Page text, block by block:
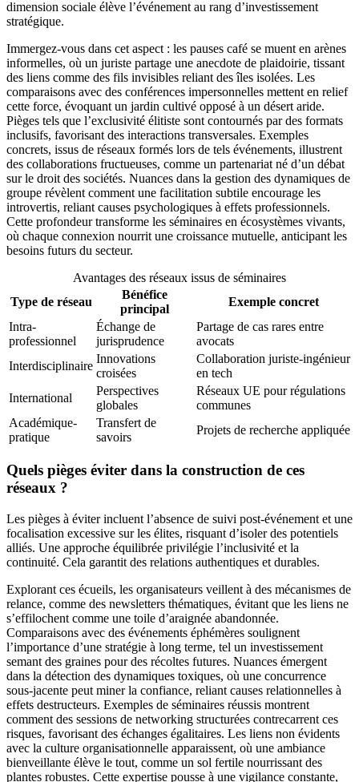
dimension sociale élève l’événement au rang d’investissement
stratégique.
Immergez-vous dans cet aspect : les pauses café se muent en arènes
informelles, où un juriste partage une anecdote de plaidoirie, tissant
des liens comme des fils invisibles reliant des îles isolées. Les
comparaisons avec des conférences impersonnelles mettent en relief
cette force, évoquant un jardin cultivé opposé à un désert aride.
Pièges tels que l’exclusivité élitiste sont contournés par des formats
inclusifs, favorisant des interactions transversales. Exemples
concrets, issus de réseaux formés lors de tels événements, illustrent
des collaborations fructueuses, comme un partenariat né d’un débat
sur le droit des sociétés. Nuances dans la gestion des dynamiques de
groupe révèlent comment une facilitation subtile encourage les
introvertis, reliant causes psychologiques à effets professionnels.
Cette profondeur transforme les séminaires en écosystèmes vivants,
où chaque connexion nourrit une croissance mutuelle, anticipant les
besoins futurs du secteur.
Avantages des réseaux issus de séminaires
Type de réseau
Bénéfice
principal
Exemple concret
Intra-
professionnel
Échange de
jurisprudence
Partage de cas rares entre
avocats
Interdisciplinaire
Innovations
croisées
Collaboration juriste-ingénieur
en tech
International
Perspectives
globales
Réseaux UE pour régulations
communes
Académique-
pratique
Transfert de
savoirs
Projets de recherche appliquée
Quels pièges éviter dans la construction de ces
réseaux ?
Les pièges à éviter incluent l’absence de suivi post-événement et une
focalisation excessive sur les élites, risquant d’isoler des potentiels
alliés. Une approche équilibrée privilégie l’inclusivité et la
continuité. Cela garantit des relations authentiques et durables.
Explorant ces écueils, les organisateurs veillent à des mécanismes de
relance, comme des newsletters thématiques, évitant que les liens ne
s’effilochent comme une toile d’araignée abandonnée.
Comparaisons avec des événements éphémères soulignent
l’importance d’une stratégie à long terme, tel un investissement
semant des graines pour des récoltes futures. Nuances émergent
dans la détection des dynamiques toxiques, où une concurrence
sous-jacente peut miner la confiance, reliant causes relationnelles à
effets destructeurs. Exemples de séminaires réussis montrent
comment des sessions de networking structurées contrecarrent ces
risques, favorisant des échanges égalitaires. Les liens non évidents
avec la culture organisationnelle apparaissent, où une ambiance
bienveillante élève le tout, comme un sol fertile nourrissant des
plantes robustes. Cette expertise pousse à une vigilance constante,